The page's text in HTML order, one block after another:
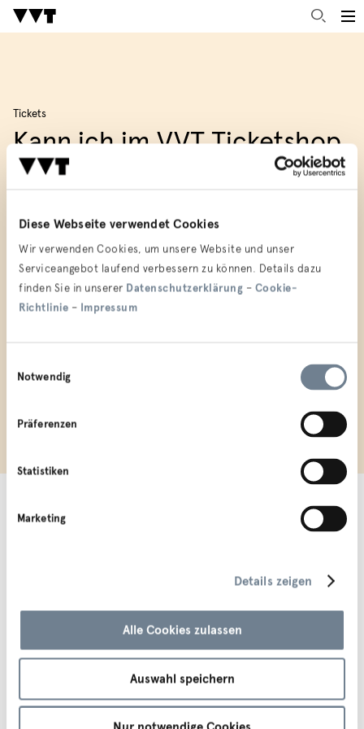
Diese Webseite verwendet Cookies
Wir verwenden Cookies, um unsere Website und unser
Serviceangebot laufend verbessern zu können. Details dazu
finden Sie in unserer Datenschutzerklärung – Cookie-
Richtlinie – Impressum
Notwendig
Präferenzen
Statistiken
Marketing
Details zeigen
Alle Cookies zulassen
Auswahl speichern
Tickets
Kann ich im VVT Ticketshop
auch die ÖBB Sparschiene
kaufen?
Ja, Sie können Sparschiene-Tickets innerhalb von Österreich ab
einer Reisedistanz von 150 Kilometern kaufen. Es gibt nur ein
beschränktes Kontingent an Sparschiene-Tickets. Das Ticket gilt
nur im gebuchten Zug (Zugnummer, Datum und Uhrzeit).
T. +43 512 56 16 16
Presse
Partnerseite
Legales Apps